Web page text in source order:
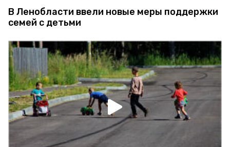
В Ленобласти ввели новые меры поддержки
семей с детьми